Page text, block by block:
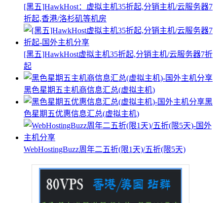
[黑五]HawkHost：虚拟主机35折起,分销主机/云服务器7
折起,香港/洛杉矶等机房
[黑五]HawkHost虚拟主机35折起,分销主机/云服务器7折
起
黑色星期五主机商信息汇总(虚拟主机)
黑
色星期五优惠信息汇总(虚拟主机)
WebHostingBuzz周年二五折(限1天)/五折(限5天)